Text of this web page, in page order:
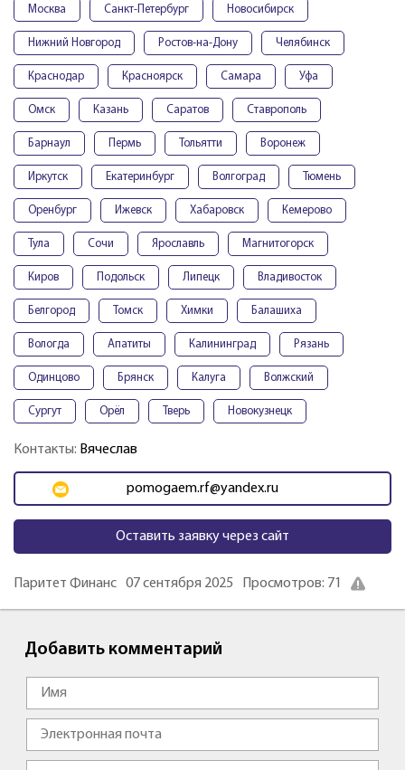
Москва Санкт-Петербург Новосибирск
Нижний Новгород Ростов-на-Дону Челябинск
Краснодар Красноярск Самара Уфа
Омск Казань Саратов Ставрополь
Барнаул Пермь Тольятти Воронеж
Иркутск Екатеринбург Волгоград Тюмень
Оренбург Ижевск Хабаровск Кемерово
Тула Сочи Ярославль Магнитогорск
Киров Подольск Липецк Владивосток
Белгород Томск Химки Балашиха
Вологда Апатиты Калининград Рязань
Одинцово Брянск Калуга Волжский
Сургут Орёл Тверь Новокузнецк
Контакты: Вячеслав
pomogaem.rf@yandex.ru
Оставить заявку через сайт
Паритет Финанс 07 сентября 2025 Просмотров: 71
Добавить комментарий